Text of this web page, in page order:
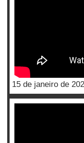
15 de janeiro de